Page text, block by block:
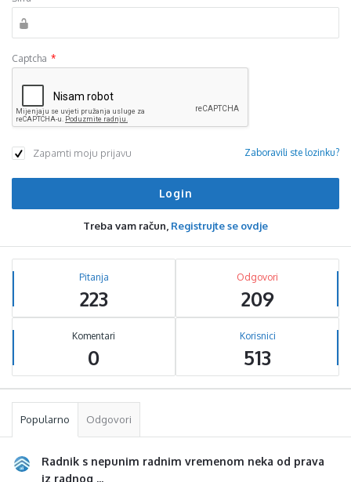
Captcha *
Zapamti moju prijavu Zaboravili ste lozinku?
Treba vam račun, Registrujte se ovdje
Sidebar
Stats Pitanja
223
Odgovori
209
Komentari
0
Korisnici
513
Popularno Odgovori
Radnik s nepunim radnim vremenom neka od prava
iz radnog ...